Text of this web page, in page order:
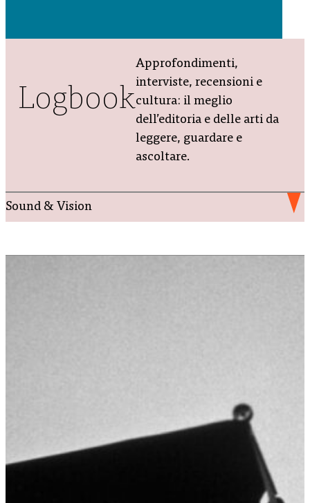
Logbook
Approfondimenti,
interviste, recensioni e
cultura: il meglio
dell’editoria e delle arti da
leggere, guardare e
ascoltare.
Sound & Vision